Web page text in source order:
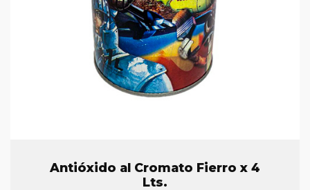
Antióxido al Cromato Fierro x 4
Lts.